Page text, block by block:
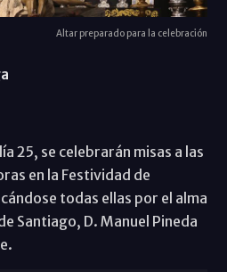
Altar preparado para la celebración
25, se celebrarán misas a las
en la Festividad de
todas ellas por el alma
Santiago, D. Manuel Pineda